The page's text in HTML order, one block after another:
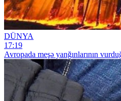
DÜNYA
17:19
Avropada meşə yanğınlarının